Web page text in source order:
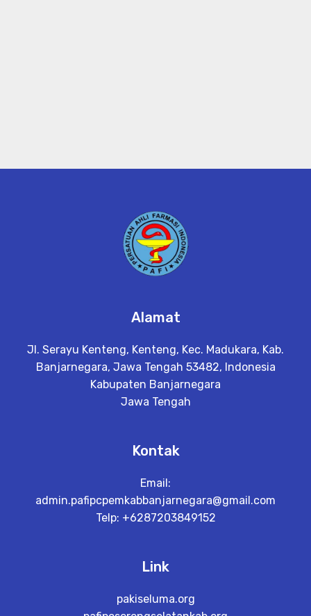
Alamat
Jl. Serayu Kenteng, Kenteng, Kec. Madukara, Kab.
Banjarnegara, Jawa Tengah 53482, Indonesia
Kabupaten Banjarnegara
Jawa Tengah
Kontak
Email:
admin.pafipcpemkabbanjarnegara@gmail.com
Telp: +6287203849152
Link
pakiseluma.org